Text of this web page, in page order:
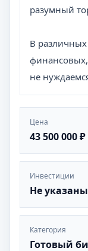
разумный
В различных
финансовых,
не
Цена
43 500 000 ₽
Инвестиции
Не указаны
Категория
Готовый